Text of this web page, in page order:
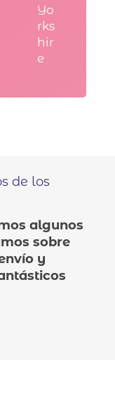
Yo
rks
hir
e
de los
algunos
sobre
y